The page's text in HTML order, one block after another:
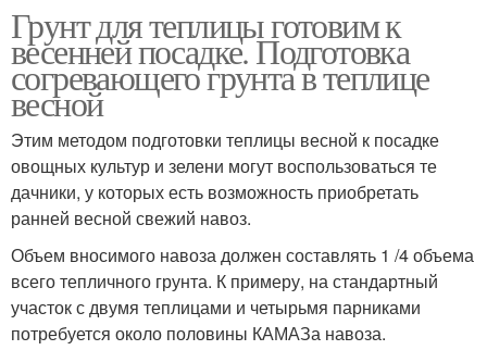
Грунт для теплицы готовим к
весенней посадке. Подготовка
согревающего грунта в теплице
весной
Этим методом подготовки теплицы весной к посадке
овощных культур и зелени могут воспользоваться те
дачники, у которых есть возможность приобретать
ранней весной свежий навоз.
Объем вносимого навоза должен составлять 1 /4 объема
всего тепличного грунта. К примеру, на стандартный
участок с двумя теплицами и четырьмя парниками
потребуется около половины КАМАЗа навоза.